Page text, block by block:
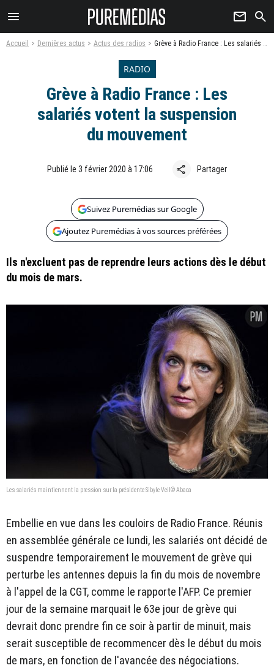
menu newsletter search
Accueil Dernières actus Actus des radios Grève à Radio France : Les salariés votent la suspension du mouvement
RADIO
Grève à Radio France : Les
salariés votent la suspension
du mouvement
Publié le 3 février 2020 à 17:06 share Partager
Suivez Puremédias sur Google
Ajoutez Puremédias à vos sources préférées
Ils n'excluent pas de reprendre leurs actions dès le début
du mois de mars.
Les salariés maintiennent la pression sur la présidente Sibyle Veil© Abaca
Embellie en vue dans les couloirs de Radio France. Réunis
en assemblée générale ce lundi, les salariés ont décidé de
suspendre temporairement le mouvement de grève qui
perturbe les antennes depuis la fin du mois de novembre
à l'appel de la CGT, comme le rapporte l'AFP. Ce premier
jour de la semaine marquait le 63e jour de grève qui
devrait donc prendre fin ce soir à partir de minuit, mais
serait susceptible de recommencer dès le début du mois
de mars, en fonction de l'avancée des négociations.